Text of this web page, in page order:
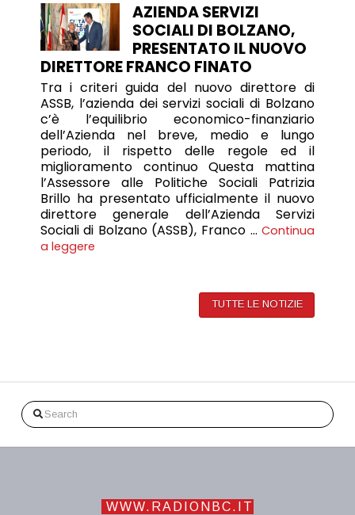
AZIENDA SERVIZI
SOCIALI DI BOLZANO,
PRESENTATO IL NUOVO
DIRETTORE FRANCO FINATO
Tra i criteri guida del nuovo direttore di
ASSB, l’azienda dei servizi sociali di Bolzano
c’è l’equilibrio economico-finanziario
dell’Azienda nel breve, medio e lungo
periodo, il rispetto delle regole ed il
miglioramento continuo Questa mattina
l’Assessore alle Politiche Sociali Patrizia
Brillo ha presentato ufficialmente il nuovo
direttore generale dell’Azienda Servizi
Sociali di Bolzano (ASSB), Franco …Continua
a leggere
TUTTE LE NOTIZIE
Search
WWW.RADIONBC.IT